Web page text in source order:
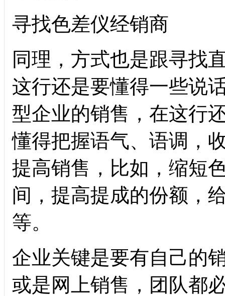
寻找色差仪经销商
同理，方式也是跟寻找
这行还是要懂得一些说
型企业的销售，在这行
懂得把握语气、语调，
提高销售，比如，缩短
间，提高提成的份额，
等。
企业关键是要有自己的
或是网上销售，团队都